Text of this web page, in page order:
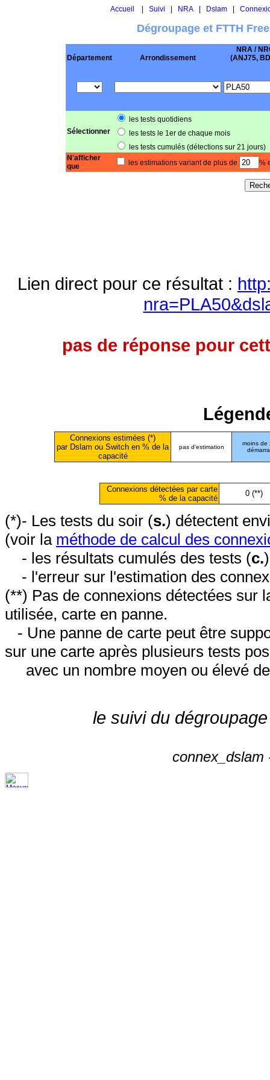
Accueil Suivi NRA| Dslam|
Dégroupage et FTTH
Département Arrondissement
NRA /
(ANJ75,
Sélectionner
les tests quotidiens
les tests le 1er de chaque mois
les tests cumulés (détections sur 21 jours)
N'afficher
que
les estimations variant de plus de %
Lien direct pour ce résultat :
pas de réponse pour
Connexions estimées (*)
par Dslam ou Switch en % de la
capacité
pas d'estimation
moins de
Connexions détectées par carte
% de la capacité
0 (**)
(*)- Les tests du soir (s.) détectent
(voir la méthode de calcul des
- les résultats cumulés des tests (c.
- l'erreur sur l'estimation des
(**) Pas de connexions détectées sur
utilisée, carte en panne.
- Une panne de carte peut être
sur une carte après plusieurs tests
avec un nombre moyen ou élevé
le suivi du
connex_dslam